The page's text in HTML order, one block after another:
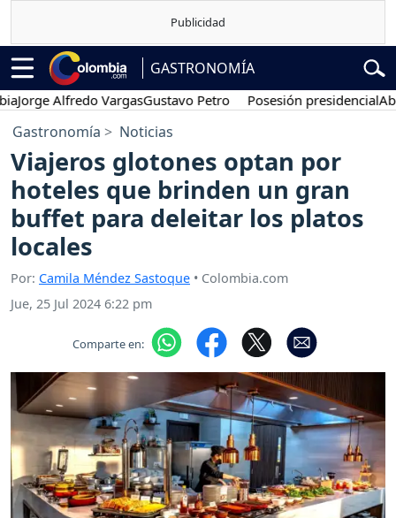
GASTRONOMÍA
Alfredo VargasGustavo Petro Posesión presidencial
Gastronomía Noticias
Viajeros glotones optan por
hoteles que brinden un gran
buffet para deleitar los platos
locales
Por: Camila Méndez Sastoque • Colombia.com
Jue, 25 Jul 2024 6:22 pm
Comparte en: